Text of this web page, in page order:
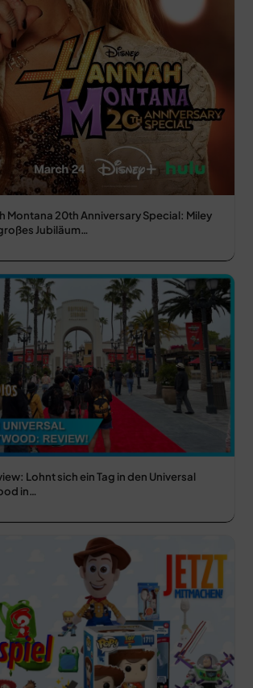
Montana 20th Anniversary Special: Miley
Jubiläum…
Lohnt sich ein Tag in den Universal
in…